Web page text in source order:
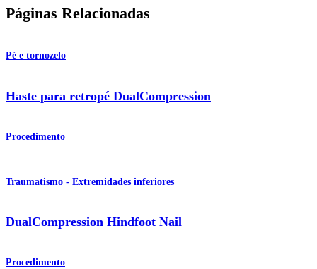
Páginas Relacionadas
Pé e tornozelo
Haste para retropé DualCompression
Procedimento
Traumatismo - Extremidades inferiores
DualCompression Hindfoot Nail
Procedimento